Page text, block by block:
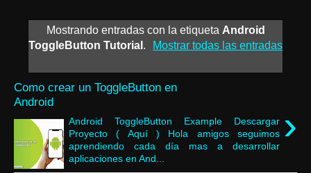
Mostrando entradas con la etiqueta Android
ToggleButton Tutorial . Mostrar todas las entradas
Como crear un ToggleButton en
Android
›
Android ToggleButton Example Descargar
Proyecto ( Aquí ) Hola amigos seguimos
aprendiendo cada día mas a desarrollar
aplicaciones en And...